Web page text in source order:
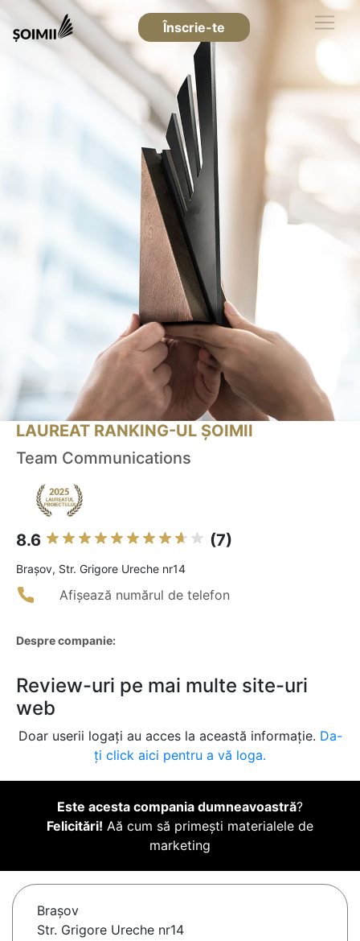
Înscrie-te
LAUREAT RANKING-UL ȘOIMII
Team Communications
8.6 (7)
Braşov, Str. Grigore Ureche nr14
Afișează numărul de telefon
Despre companie:
Review-uri pe mai multe site-uri
web
Doar userii logați au acces la această informație. Da-
ți click aici pentru a vă loga.
Este acesta compania dumneavoastră?
Felicitări! Aă cum să primești materialele de
marketing
Braşov
Str. Grigore Ureche nr14